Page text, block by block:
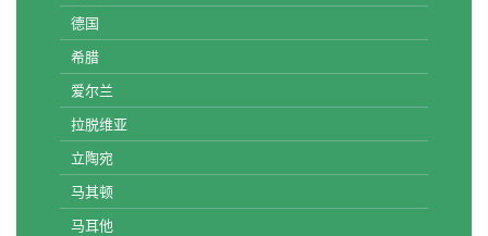
德国
希腊
爱尔兰
拉脱维亚
立陶宛
马其顿
马耳他